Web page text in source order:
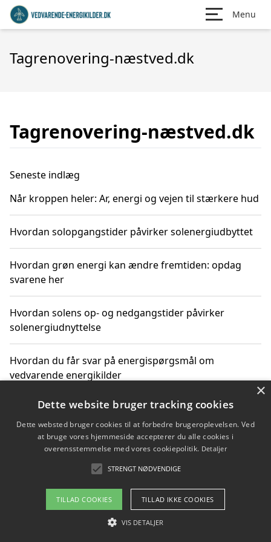
Menu
Tagrenovering-næstved.dk
Tagrenovering-næstved.dk
Seneste indlæg
Når kroppen heler: Ar, energi og vejen til stærkere hud
Hvordan solopgangstider påvirker solenergiudbyttet
Hvordan grøn energi kan ændre fremtiden: opdag
svarene her
Hvordan solens op- og nedgangstider påvirker
solenergiudnyttelse
Hvordan du får svar på energispørgsmål om
vedvarende energikilder
Copyright 2026 - Pilanto Aps
Om / kontakt
Blog Betingelser
×
Dette website bruger tracking cookies
Dette websted bruger cookies til at forbedre brugeroplevelsen. Ved
at bruge vores hjemmeside accepterer du alle cookies i
overensstemmelse med vores cookiepolitik. Detaljer
STRENGT NØDVENDIGE
TILLAD COOKIES TILLAD IKKE COOKIES
VIS DETALJER